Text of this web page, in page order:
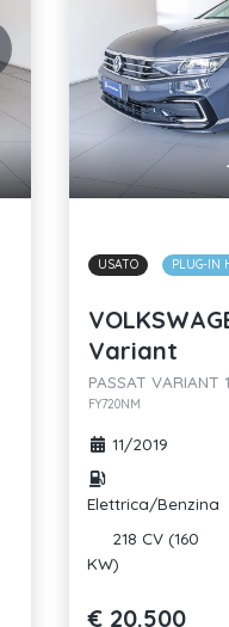
USATO PLUG-IN
Variant
PASSAT VARIANT
FY720NM
11/2019
Elettrica/Benzina
218 CV (160
KW)
€ 20.500